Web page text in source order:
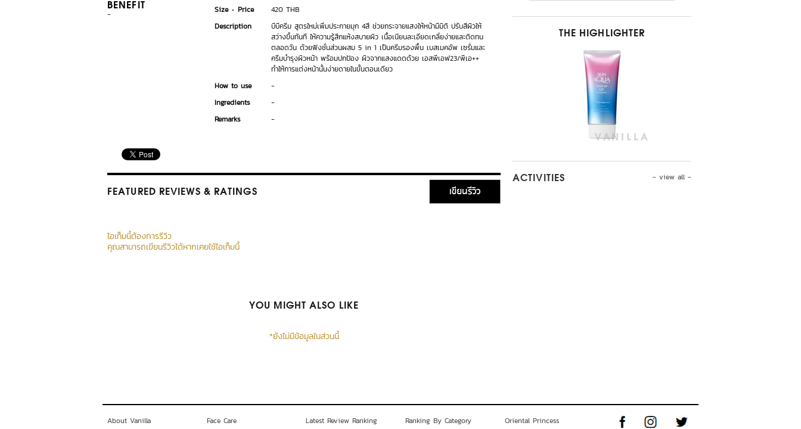
BENEFIT
- Size Price
420 THB
Description
บีบีครีม สูตรใหม่เพิ่มประกายมุก 4สี ช่วยกระจายแสงให้หน้ามีมิติ ปรับสีผิวให้
สว่างขึ้นทันที ให้ความรู้สึกแห้งสบายผิว เนื้อเนียนละเอียดเกลี่ยง่ายและติดทน
ตลอดวัน ด้วยฟังชั่นส่วนผสม 5 in 1 เป็นครีมรองพื้น เบสเมคอัพ เซรั่มและ
ครีมบำรุงผิวหน้า พร้อมปกป้อง ผิวจากแสงแดดด้วย เอสพีเอฟ23/พีเอ++
ทำให้การแต่งหน้านั้นง่ายดายในขั้นตอนเดียว
How to use
-
Ingredients
-
Remarks
-
FEATURED REVIEWS & RATINGS เขียนรีวิว
ไอเท็มนี้ต้องการรีวิว
คุณสามารถเขียนรีวิวได้หากเคยใช้ไอเท็มนี้
YOU MIGHT ALSO LIKE
*ยังไม่มีข้อมูลในส่วนนี้
THE HIGHLIGHTER
- view all -
ACTIVITIES
About Vanilla Face Care Latest Review Ranking Ranking By Category Oriental Princess